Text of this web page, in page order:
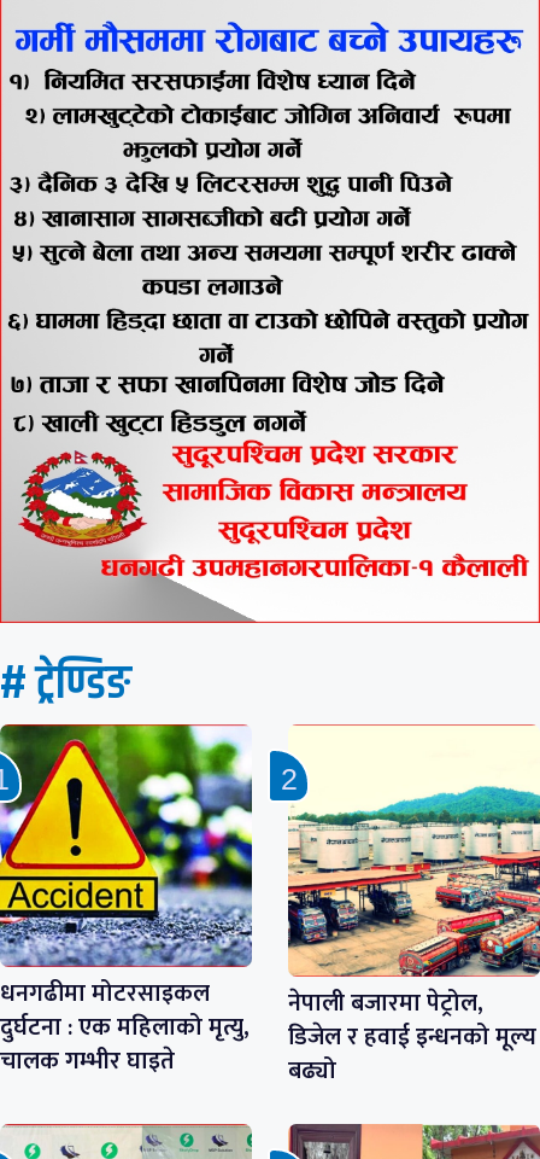
# ट्रेण्डिङ
धनगढीमा मोटरसाइकल
दुर्घटना : एक महिलाको मृत्यु,
चालक गम्भीर घाइते
नेपाली बजारमा पेट्रोल,
डिजेल र हवाई इन्धनको मूल्य
बढ्यो